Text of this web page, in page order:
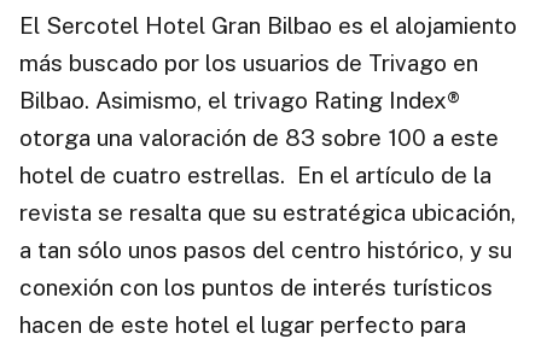
El Sercotel Hotel Gran Bilbao es el alojamiento
más buscado por los usuarios de Trivago en
Bilbao. Asimismo, el trivago Rating Index®
otorga una valoración de 83 sobre 100 a este
hotel de cuatro estrellas. En el artículo de la
revista se resalta que su estratégica ubicación,
a tan sólo unos pasos del centro histórico, y su
conexión con los puntos de interés turísticos
hacen de este hotel el lugar perfecto para